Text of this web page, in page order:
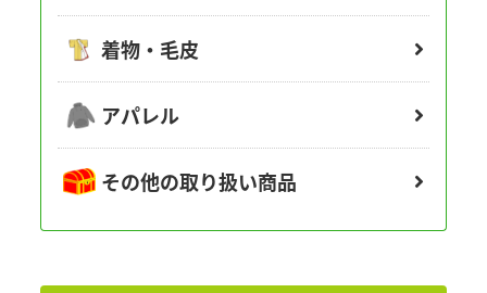
着物・毛皮
アパレル
その他の取り扱い商品